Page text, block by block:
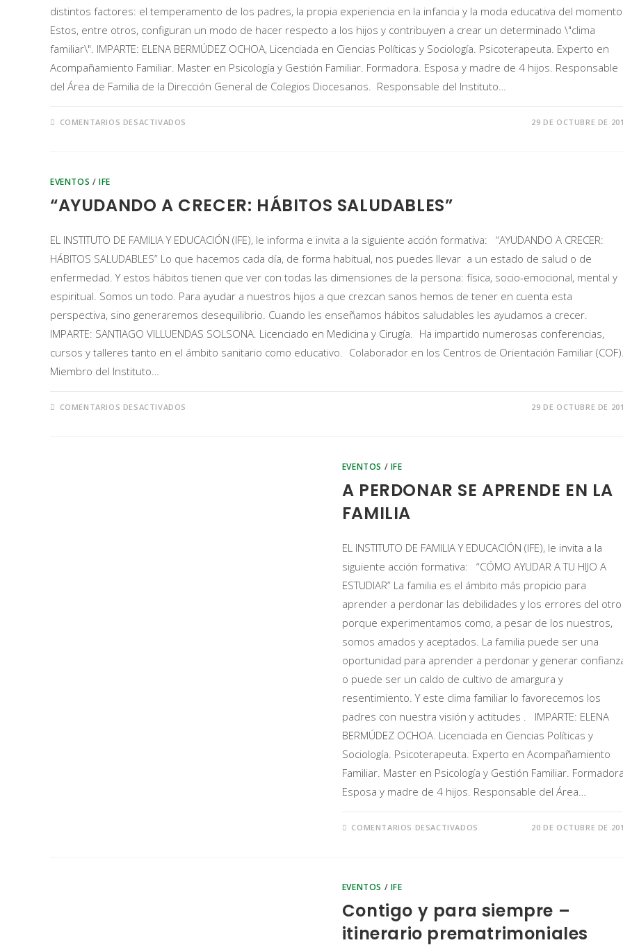
distintos factores: el temperamento de los padres, la propia experiencia en la infancia y la moda educativa del
Estos, entre otros, configuran un modo de hacer respecto a los hijos y contribuyen a crear un determinado \"clima
familiar\". IMPARTE: ELENA BERMÚDEZ OCHOA, Licenciada en Ciencias Políticas y Sociología. Psicoterapeuta. Experto en
Acompañamiento Familiar. Master en Psicología y Gestión Familiar. Formadora. Esposa y madre de 4 hijos. Responsable
del Área de Familia de la Dirección General de Colegios Diocesanos. Responsable del Instituto…
COMENTARIOS DESACTIVADOS 29 DE OCTUBRE DE
EVENTOS /IFE
“AYUDANDO A CRECER: HÁBITOS SALUDABLES”
EL INSTITUTO DE FAMILIA Y EDUCACIÓN (IFE), le informa e invita a la siguiente acción formativa: “AYUDANDO A CRECER:
HÁBITOS SALUDABLES” Lo que hacemos cada día, de forma habitual, nos puedes llevar a un estado de salud o de
enfermedad. Y estos hábitos tienen que ver con todas las dimensiones de la persona: física, socio-emocional, mental y
espiritual. Somos un todo. Para ayudar a nuestros hijos a que crezcan sanos hemos de tener en cuenta esta
perspectiva, sino generaremos desequilibrio. Cuando les enseñamos hábitos saludables les ayudamos a crecer.
IMPARTE: SANTIAGO VILLUENDAS SOLSONA. Licenciado en Medicina y Cirugía. Ha impartido numerosas conferencias,
cursos y talleres tanto en el ámbito sanitario como educativo. Colaborador en los Centros de Orientación Familiar
Miembro del Instituto…
COMENTARIOS DESACTIVADOS 29 DE OCTUBRE DE
EVENTOS / IFE
A PERDONAR SE APRENDE EN LA
FAMILIA
EL INSTITUTO DE FAMILIA Y EDUCACIÓN (IFE), le invita a la
siguiente acción formativa: “CÓMO AYUDAR A TU HIJO A
ESTUDIAR” La familia es el ámbito más propicio para
aprender a perdonar las debilidades y los errores del otro
porque experimentamos como, a pesar de los nuestros,
somos amados y aceptados. La familia puede ser una
oportunidad para aprender a perdonar y generar
o puede ser un caldo de cultivo de amargura y
resentimiento. Y este clima familiar lo favorecemos los
padres con nuestra visión y actitudes . IMPARTE: ELENA
BERMÚDEZ OCHOA. Licenciada en Ciencias Políticas y
Sociología. Psicoterapeuta. Experto en Acompañamiento
Familiar. Master en Psicología y Gestión Familiar.
Esposa y madre de 4 hijos. Responsable del Área…
COMENTARIOS DESACTIVADOS 20 DE OCTUBRE DE
EVENTOS / IFE
Contigo y para siempre –
itinerario prematrimoniales